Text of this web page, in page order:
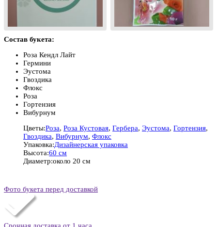
Состав букета:
Роза Кендл Лайт
Гермини
Эустома
Гвоздика
Флокс
Роза
Гортензия
Вибурнум
Цветы:Роза, Роза Кустовая, Гербера, Эустома, Гортензия,
Гвоздика, Вибурнум, Флокс
Упаковка:Дизайнерская упаковка
Высота:60 см
Диаметр:около 20 см
Фото букета перед доставкой
Срочная доставка от 1 часа